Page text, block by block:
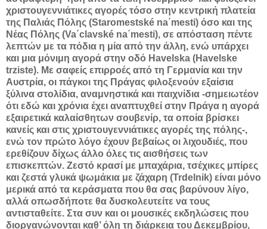
χριστουγεννιάτικες αγορές τόσο στην κεντρική πλατεία
της Παλιάς Πόλης (Staromestské na΄mesti) όσο και της
Νέας Πόλης (Va΄clavské na΄mesti), σε απόσταση πέντε
λεπτών με τα πόδια η μία από την άλλη, ενώ υπάρχει
και μια μόνιμη αγορά στην οδό Havelska (Havelske
trziste). Με σαφείς επιρροές από τη Γερμανία και την
Αυστρία, οι πάγκοι της Πράγας φιλοξενούν εξαίσια
ξύλινα στολίδια, αναμνηστικά και παιχνίδια -σημειωτέον
ότι εδώ και χρόνια έχει αναπτυχθεί στην Πράγα η αγορά
εξαιρετικά καλαίσθητων σουβενίρ, τα οποία βρίσκει
κανείς και στις χριστουγεννιάτικες αγορές της πόλης-,
ενώ τον πρώτο λόγο έχουν βεβαίως οι λιχουδιές, που
ερεθίζουν δίχως άλλο όλες τις αισθήσεις των
επισκεπτών. Ζεστό κρασί με μπαχάρια, τσέχικες μπίρες
και ζεστά γλυκά ψωμάκια με ζάχαρη (Trdelnik) είναι μόνο
μερικά από τα κεράσματα που θα σας βαρύνουν λίγο,
αλλά οπωσδήποτε θα δυσκολευτείτε να τους
αντισταθείτε. Στα συν και οι μουσικές εκδηλώσεις που
διοργανώνονται καθ’ όλη τη διάρκεια του Δεκεμβρίου,